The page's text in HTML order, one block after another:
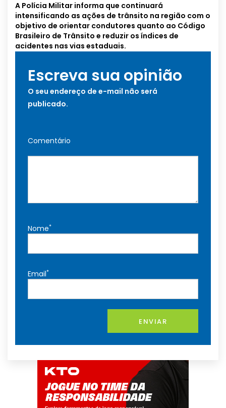
A Polícia Militar informa que continuará
intensificando as ações de trânsito na região com o
objetivo de orientar condutores quanto ao Código
Brasileiro de Trânsito e reduzir os índices de
acidentes nas vias estaduais.
Escreva sua opinião
O seu endereço de e-mail não será
publicado.
Comentário
Nome*
Email*
ENVIAR